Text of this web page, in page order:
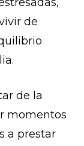
de
de la
momentos
a prestar